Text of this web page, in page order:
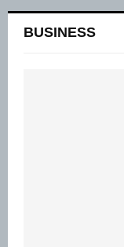
BUSINESS